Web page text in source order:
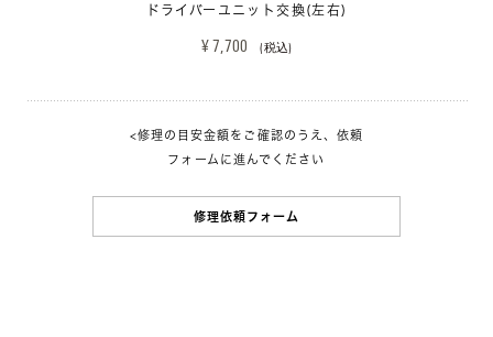
ドライバーユニット交換(左右)
¥ 7,700 (税込)
<修理の目安金額をご確認のうえ、依頼
フォームに進んでください
修理依頼フォーム